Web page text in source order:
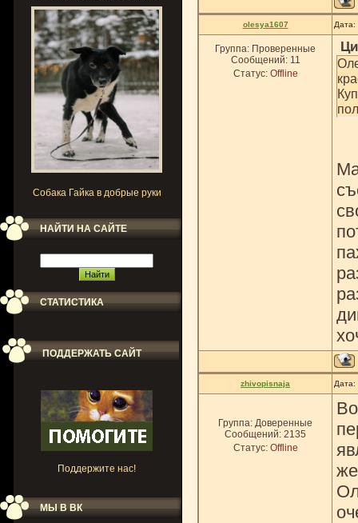
Собака Гайка в добрые руки
НАЙТИ НА САЙТЕ
СТАТИСТИКА
ПОДДЕРЖАТЬ САЙТ
Поддержите нас!
МЫ В ВК
olesya1607 Дата:
Группа: Проверенные
Сообщений: 11
Статус: Offline
zhivopisnaja Дата:
Группа: Доверенные
Сообщений: 2135
Статус: Offline